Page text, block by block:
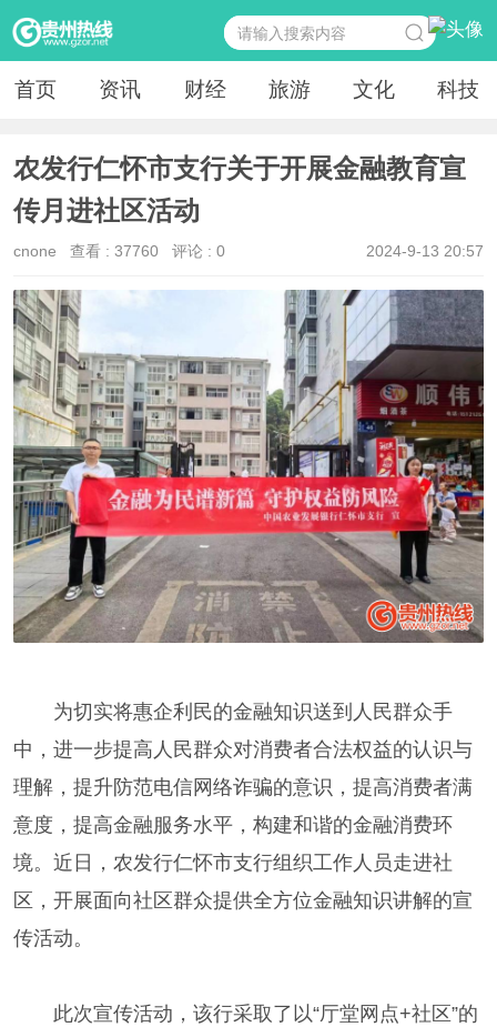
首页 资讯 财经 旅游 文化 科技
农发行仁怀市支行关于开展金融教育宣
传月进社区活动
2024-9-13 20:57
cnone 查看 : 37760评论 : 0
为切实将惠企利民的金融知识送到人民群众手
中，进一步提高人民群众对消费者合法权益的认识与
理解，提升防范电信网络诈骗的意识，提高消费者满
意度，提高金融服务水平，构建和谐的金融消费环
境。近日，农发行仁怀市支行组织工作人员走进社
区，开展面向社区群众提供全方位金融知识讲解的宣
传活动。
此次宣传活动，该行采取了以“厅堂网点+社区”的